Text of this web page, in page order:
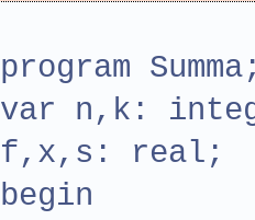
program
var n,k:
f,x,s: real;
begin